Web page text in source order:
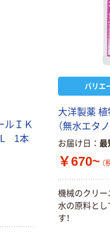
ルＩＫ
1本
バリエ
大洋製薬
（無水エタノ
お届け日 最
￥670~ （
機械のクリ
水の原料とし
す！